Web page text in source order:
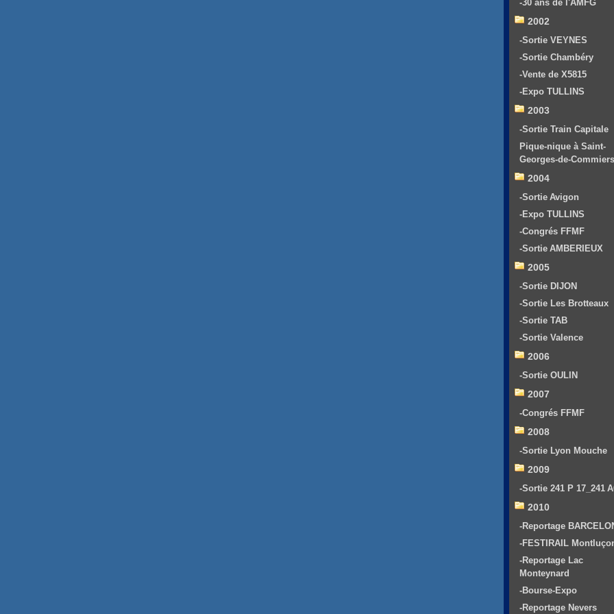
-30 ans de l'AMFG
2002
-Sortie VEYNES
-Sortie Chambéry
-Vente de X5815
-Expo TULLINS
2003
-Sortie Train Capitale
Pique-nique à Saint-
Georges-de-Commiers
2004
-Sortie Avigon
-Expo TULLINS
-Congrés FFMF
-Sortie AMBERIEUX
2005
-Sortie DIJON
-Sortie Les Brotteaux
-Sortie TAB
-Sortie Valence
2006
-Sortie OULIN
2007
-Congrés FFMF
2008
-Sortie Lyon Mouche
2009
-Sortie 241 P 17_241
2010
-Reportage
-FESTIRAIL
-Reportage Lac
Monteynard
-Bourse-Expo
-Reportage Nevers